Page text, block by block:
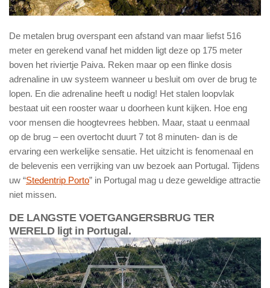
De metalen brug overspant een afstand van maar liefst 516
meter en gerekend vanaf het midden ligt deze op 175 meter
boven het riviertje Paiva. Reken maar op een flinke dosis
adrenaline in uw systeem wanneer u besluit om over de brug te
lopen. En die adrenaline heeft u nodig! Het stalen loopvlak
bestaat uit een rooster waar u doorheen kunt kijken. Hoe eng
voor mensen die hoogtevrees hebben. Maar, staat u eenmaal
op de brug – een overtocht duurt 7 tot 8 minuten- dan is de
ervaring een werkelijke sensatie. Het uitzicht is fenomenaal en
de belevenis een verrijking van uw bezoek aan Portugal. Tijdens
uw “Stedentrip Porto” in Portugal mag u deze geweldige attractie
niet missen.
DE LANGSTE VOETGANGERSBRUG TER
WERELD ligt in Portugal.